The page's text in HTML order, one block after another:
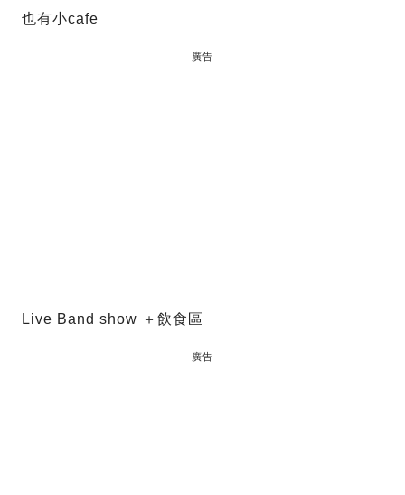
也有小cafe
廣告
Live Band show ＋飲食區
廣告